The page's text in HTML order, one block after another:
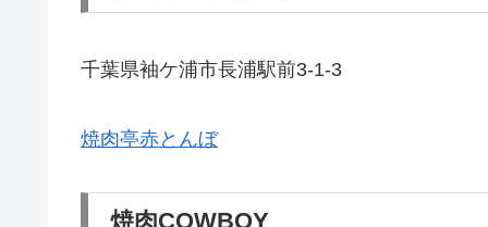
千葉県袖ケ浦市長浦駅前3-1-3
焼肉亭赤とんぼ
焼肉COWBOY